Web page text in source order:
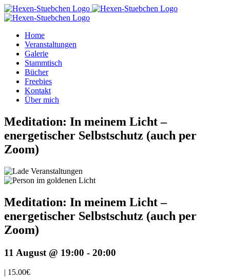
Zum
Inhalt
Home
Veranstaltungen
Galerie
Stammtisch
Bücher
Freebies
Kontakt
Über mich
Meditation: In meinem Licht –
energetischer Selbstschutz (auch per
Zoom)
Meditation: In meinem Licht –
energetischer Selbstschutz (auch per
Zoom)
11 August @ 19:00 - 20:00
| 15.00€